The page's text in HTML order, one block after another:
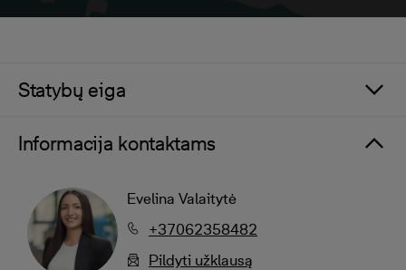
Statybų eiga
Informacija kontaktams
Evelina Valaitytė
+37062358482
Pildyti užklausą